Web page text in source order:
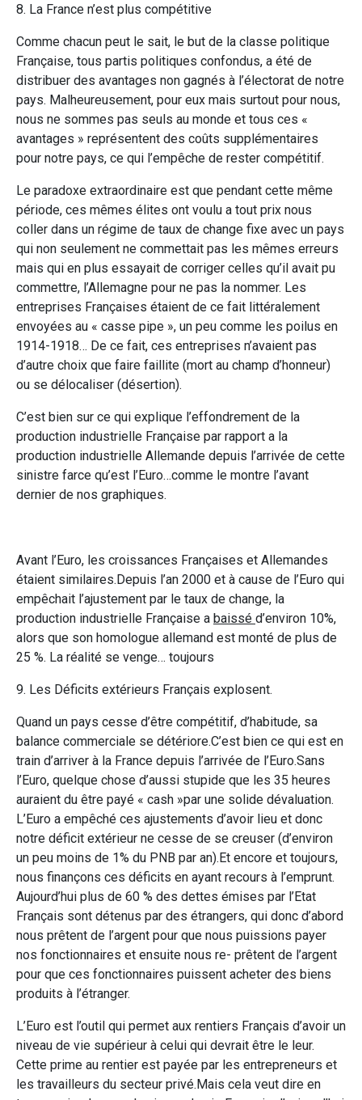
8. La France n’est plus compétitive
Comme chacun peut le sait, le but de la classe politique
Française, tous partis politiques confondus, a été de
distribuer des avantages non gagnés à l’électorat de notre
pays. Malheureusement, pour eux mais surtout pour nous,
nous ne sommes pas seuls au monde et tous ces «
avantages » représentent des coûts supplémentaires
pour notre pays, ce qui l’empêche de rester compétitif.
Le paradoxe extraordinaire est que pendant cette même
période, ces mêmes élites ont voulu a tout prix nous
coller dans un régime de taux de change fixe avec un pays
qui non seulement ne commettait pas les mêmes erreurs
mais qui en plus essayait de corriger celles qu’il avait pu
commettre, l’Allemagne pour ne pas la nommer. Les
entreprises Françaises étaient de ce fait littéralement
envoyées au « casse pipe », un peu comme les poilus en
1914-1918… De ce fait, ces entreprises n’avaient pas
d’autre choix que faire faillite (mort au champ d’honneur)
ou se délocaliser (désertion).
C’est bien sur ce qui explique l’effondrement de la
production industrielle Française par rapport a la
production industrielle Allemande depuis l’arrivée de cette
sinistre farce qu’est l’Euro…comme le montre l’avant
dernier de nos graphiques.
Avant l’Euro, les croissances Françaises et Allemandes
étaient similaires.Depuis l’an 2000 et à cause de l’Euro qui
empêchait l’ajustement par le taux de change, la
production industrielle Française a baissé d’environ 10%,
alors que son homologue allemand est monté de plus de
25 %. La réalité se venge… toujours
9. Les Déficits extérieurs Français explosent.
Quand un pays cesse d’être compétitif, d’habitude, sa
balance commerciale se détériore.C’est bien ce qui est en
train d’arriver à la France depuis l’arrivée de l’Euro.Sans
l’Euro, quelque chose d’aussi stupide que les 35 heures
auraient du être payé « cash »par une solide dévaluation.
L’Euro a empêché ces ajustements d’avoir lieu et donc
notre déficit extérieur ne cesse de se creuser (d’environ
un peu moins de 1% du PNB par an).Et encore et toujours,
nous finançons ces déficits en ayant recours à l’emprunt.
Aujourd’hui plus de 60 % des dettes émises par l’Etat
Français sont détenus par des étrangers, qui donc d’abord
nous prêtent de l’argent pour que nous puissions payer
nos fonctionnaires et ensuite nous re- prêtent de l’argent
pour que ces fonctionnaires puissent acheter des biens
produits à l’étranger.
L’Euro est l’outil qui permet aux rentiers Français d’avoir un
niveau de vie supérieur à celui qui devrait être le leur.
Cette prime au rentier est payée par les entrepreneurs et
les travailleurs du secteur privé.Mais cela veut dire en